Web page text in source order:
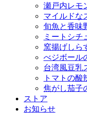
瀬戸内レモ
マイルドな
旬魚と香味
ミートシチ
窯揚げしら
べジボール
台湾風豆乳
トマトの酸
焦がし茄子
ストア
お知らせ